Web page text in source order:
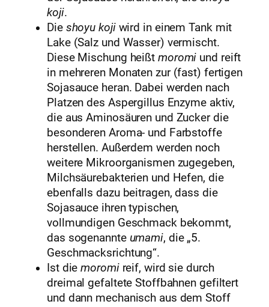
koji.
Die shoyu kojiwird in einem Tank mit
Lake (Salz und Wasser) vermischt.
Diese Mischung heißt moromi und reift
in mehreren Monaten zur (fast) fertigen
Sojasauce heran. Dabei werden nach
Platzen des Aspergillus Enzyme aktiv,
die aus Aminosäuren und Zucker die
besonderen Aroma- und Farbstoffe
herstellen. Außerdem werden noch
weitere Mikroorganismen zugegeben,
Milchsäurebakterien und Hefen, die
ebenfalls dazu beitragen, dass die
Sojasauce ihren typischen,
vollmundigen Geschmack bekommt,
das sogenannte umami, die „5.
Geschmacksrichtung“.
Ist diemoromireif, wird sie durch
dreimal gefaltete Stoffbahnen gefiltert
und dann mechanisch aus dem Stoff